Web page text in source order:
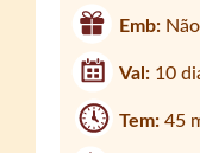
Emb:
Val: 10
Tem:45